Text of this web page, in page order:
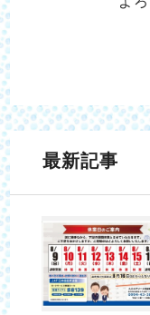
最新記事